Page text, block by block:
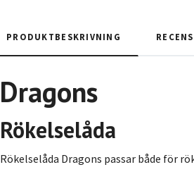
PRODUKTBESKRIVNING
Dragons
Rökelselåda
Rökelselåda Dragons passar både för